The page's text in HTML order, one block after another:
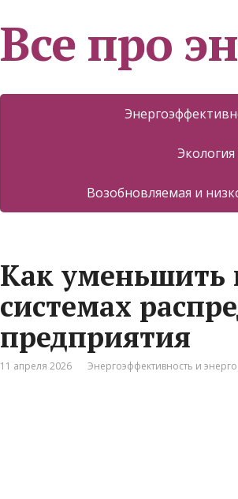
Все про
Возобновляемая и
Как уменьшить
системах
предприятия
11 апреля 2026 Энергоэффективность и